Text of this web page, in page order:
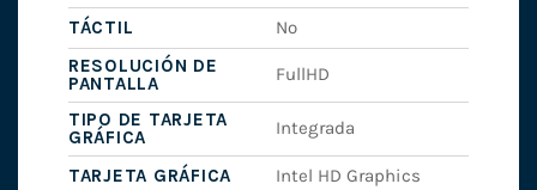
TÁCTIL
No
RESOLUCIÓN DE
PANTALLA
FullHD
TIPO DE TARJETA
GRÁFICA
Integrada
TARJETA GRÁFICA
Intel HD Graphics